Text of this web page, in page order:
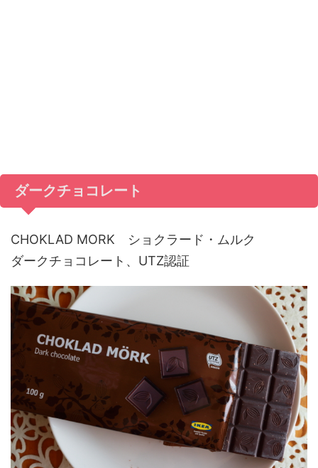
ダークチョコレート
CHOKLAD MORK ショクラード・ムルク
ダークチョコレート、UTZ認証